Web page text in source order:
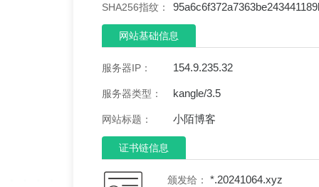
SHA256指纹：
网站基础信息
服务器IP： 154.9.235.32
服务器类型： kangle/3.5
网站标题： 小陌博客
证书链信息
颁发给： *.20241064.xyz